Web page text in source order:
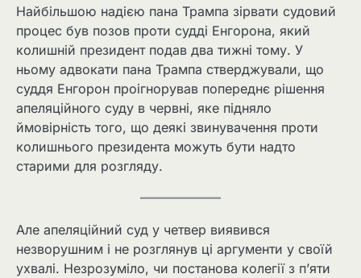
Найбільшою надією пана Трампа зірвати судовий
процес був позов проти судді Енгорона, який
колишній президент подав два тижні тому. У
ньому адвокати пана Трампа стверджували, що
суддя Енгорон проігнорував попереднє рішення
апеляційного суду в червні, яке підняло
ймовірність того, що деякі звинувачення проти
колишнього президента можуть бути надто
старими для розгляду.
Але апеляційний суд у четвер виявився
незворушним і не розглянув ці аргументи у своїй
ухвалі. Незрозуміло, чи постанова колегії з п’яти